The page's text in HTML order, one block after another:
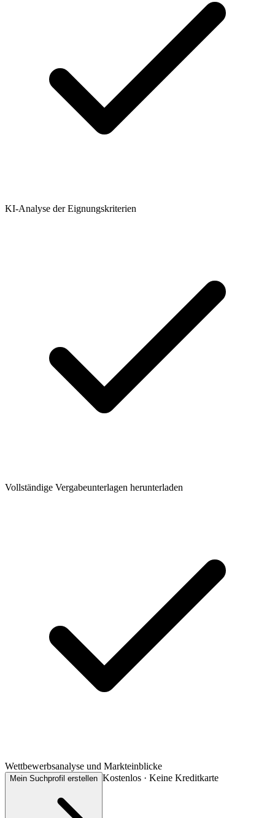
KI-Analyse der Eignungskriterien
Vollständige Vergabeunterlagen herunterladen
Wettbewerbsanalyse und Markteinblicke
Mein Suchprofil erstellen Kostenlos · Keine Kreditkarte